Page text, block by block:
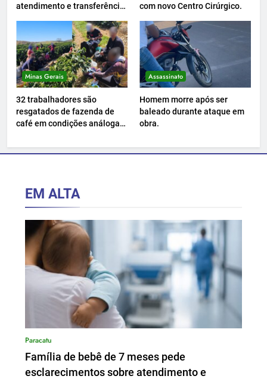
atendimento e transferência
com novo Centro Cirúrgico.
Minas Gerais
32 trabalhadores são
resgatados de fazenda de
café em condições análogas
Assassinato
Homem morre após ser
baleado durante ataque em
obra.
EM ALTA
Paracatu
Família de bebê de 7 meses pede
esclarecimentos sobre atendimento e